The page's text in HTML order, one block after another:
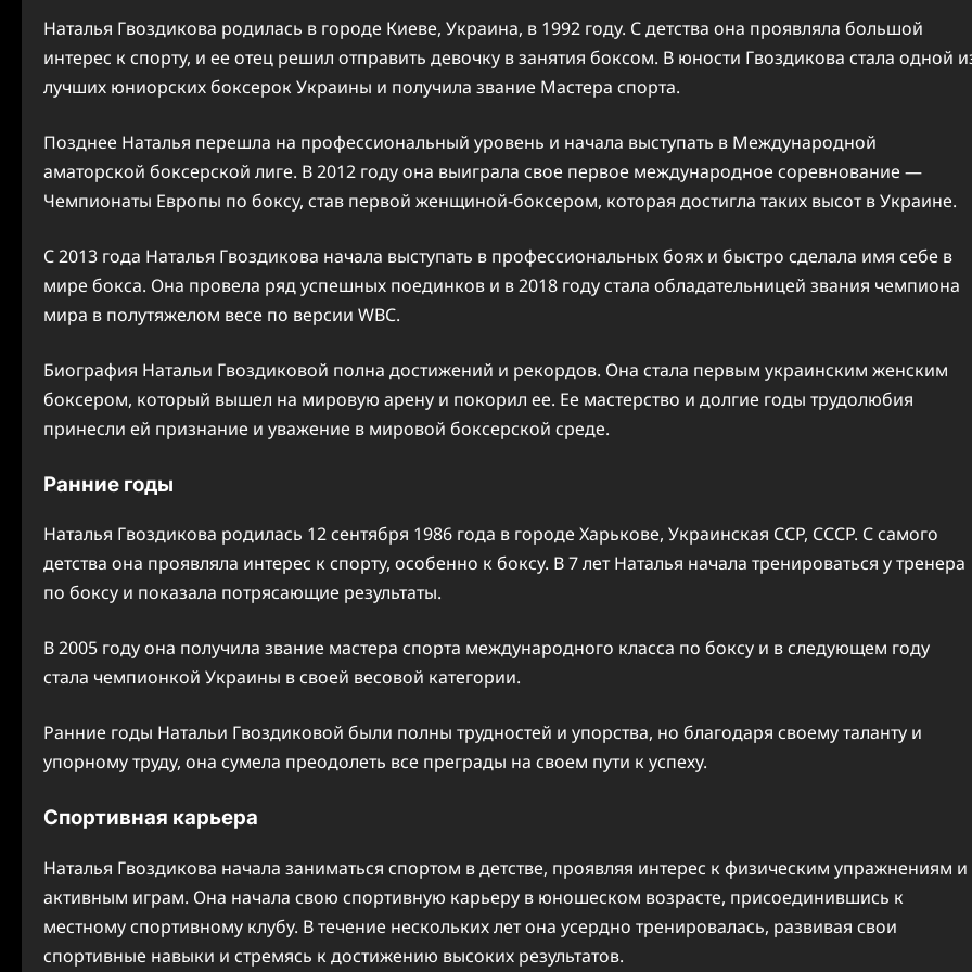
Наталья Гвоздикова родилась в городе Киеве, Украина, в 1992 году. С детства она проявляла большой
интерес к спорту, и ее отец решил отправить девочку в занятия боксом. В юности Гвоздикова стала одной
лучших юниорских боксерок Украины и получила звание Мастера спорта.
Позднее Наталья перешла на профессиональный уровень и начала выступать в Международной
аматорской боксерской лиге. В 2012 году она выиграла свое первое международное соревнование —
Чемпионаты Европы по боксу, став первой женщиной-боксером, которая достигла таких высот в Украине.
С 2013 года Наталья Гвоздикова начала выступать в профессиональных боях и быстро сделала имя себе в
мире бокса. Она провела ряд успешных поединков и в 2018 году стала обладательницей звания чемпиона
мира в полутяжелом весе по версии WBC.
Биография Натальи Гвоздиковой полна достижений и рекордов. Она стала первым украинским женским
боксером, который вышел на мировую арену и покорил ее. Ее мастерство и долгие годы трудолюбия
принесли ей признание и уважение в мировой боксерской среде.
Ранние годы
Наталья Гвоздикова родилась 12 сентября 1986 года в городе Харькове, Украинская ССР, СССР. С самого
детства она проявляла интерес к спорту, особенно к боксу. В 7 лет Наталья начала тренироваться у тренера
по боксу и показала потрясающие результаты.
В 2005 году она получила звание мастера спорта международного класса по боксу и в следующем году
стала чемпионкой Украины в своей весовой категории.
Ранние годы Натальи Гвоздиковой были полны трудностей и упорства, но благодаря своему таланту и
упорному труду, она сумела преодолеть все преграды на своем пути к успеху.
Спортивная карьера
Наталья Гвоздикова начала заниматься спортом в детстве, проявляя интерес к физическим упражнениям и
активным играм. Она начала свою спортивную карьеру в юношеском возрасте, присоединившись к
местному спортивному клубу. В течение нескольких лет она усердно тренировалась, развивая свои
спортивные навыки и стремясь к достижению высоких результатов.